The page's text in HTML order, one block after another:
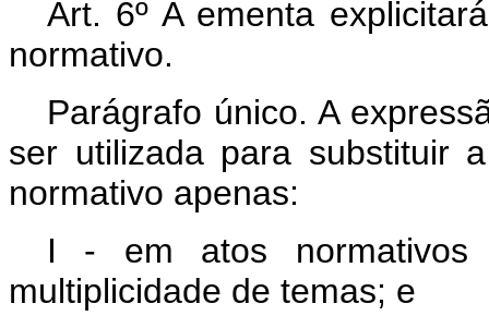
Art. 6º A ementa
normativo.
Parágrafo único. A
ser utilizada para substituir
normativo apenas:
I - em atos normativos
multiplicidade de temas; e